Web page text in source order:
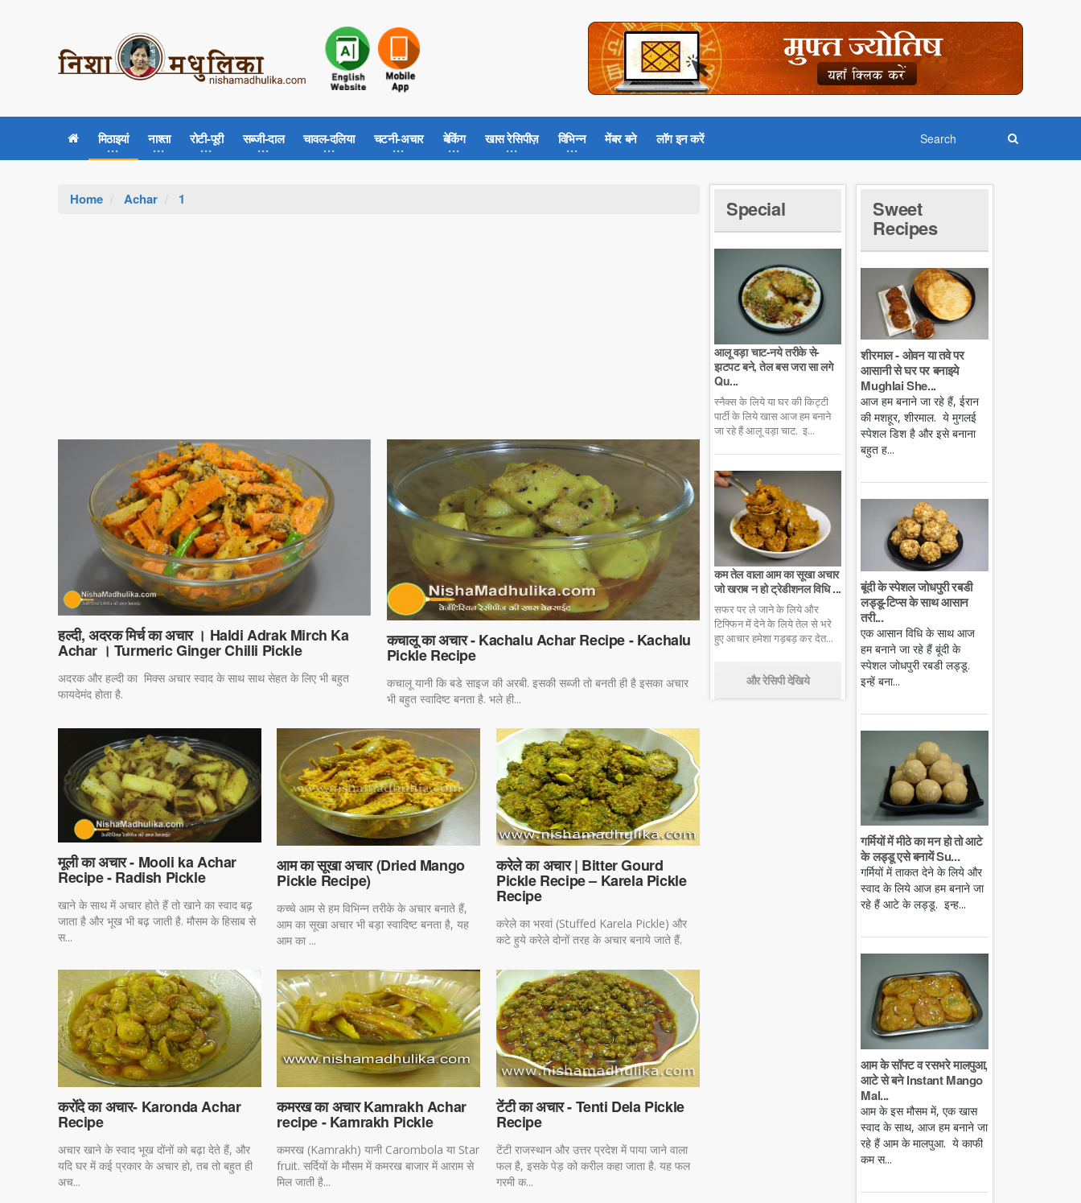
मिठाइयां नाश्ता रोटी-पूरी सब्जी-दाल चावल-दलिया चटनी-अचार बेकिंग खास रेसिपीज़ विभिन्न मेंबर बने लॉग इन करें
Home Achar 1
हल्दी, अदरक मिर्च का अचार । Haldi Adrak Mirch Ka
Achar । Turmeric Ginger Chilli Pickle
अदरक और हल्दी का मिक्स अचार स्वाद के साथ साथ सेहत के लिए भी बहुत
फायदेमंद होता है.
कचालू का अचार - Kachalu Achar Recipe - Kachalu
Pickle Recipe
कचालू यानी कि बडे साइज की अरबी. इसकी सब्जी तो बनती ही है इसका अचार
भी बहुत स्वादिष्ट बनता है. भले ही...
मूली का अचार - Mooli ka Achar
Recipe - Radish Pickle
खाने के साथ में अचार होते हैं तो खाने का स्वाद बढ़
जाता है और भूख भी बढ़ जाती है. मौसम के हिसाब से
स...
आम का सूखा अचार (Dried Mango
Pickle Recipe)
कच्चे आम से हम विभिन्न तरीके के अचार बनाते हैं,
आम का सूखा अचार भी बड़ा स्वादिष्ट बनता है, यह
आम का ...
करेले का अचार | Bitter Gourd
Pickle Recipe – Karela Pickle
Recipe
करेले का भरवां (Stuffed Karela Pickle) और
कटे हुये करेले दोनों तरह के अचार बनाये जाते हैं.
करोंदे का अचार- Karonda Achar
Recipe
अचार खाने के स्वाद भूख दोंनों को बढ़ा देते हैं, और
यदि घर में कई प्रकार के अचार हो, तब तो बहुत ही
अच...
कमरख का अचार Kamrakh Achar
recipe - Kamrakh Pickle
कमरख (Kamrakh) यानी Carombola या Star
fruit. सर्दियों के मौसम में कमरख बाजार में आराम से
मिल जाती है...
टेंटी का अचार - Tenti Dela Pickle
Recipe
टेंटी राजस्थान और उत्तर प्रदेश में पाया जाने वाला
फल है, इसके पेड़ को करील कहा जाता है. यह फल
गरमी क...
Special
आलू वड़ा चाट-नये तरीके से-
झटपट बने, तेल बस जरा सा लगे
Qu...
स्नैक्स के लिये या घर की किट्टी
पार्टी के लिये खास आज हम बनाने
जा रहे हैं आलू वड़ा चाट. इ...
कम तेल वाला आम का सूखा अचार
जो खराब न हो ट्रेडीशनल विधि ...
सफर पर ले जाने के लिये और
टिफ्फिन में देने के लिये तेल से भरे
हुए आचार हमेशा गड़बड़ कर देत...
और रेसिपी देखिये
Sweet
Recipes
शीरमाल - ओवन या तवे पर
आसानी से घर पर बनाइये
Mughlai She...
आज हम बनाने जा रहे हैं, ईरान
की मशहूर, शीरमाल. ये मुगलई
स्पेशल डिश है और इसे बनाना
बहुत ह...
बूंदी के स्पेशल जोधपुरी रबडी
लड्डू-टिप्स के साथ आसान
तरी...
एक आसान विधि के साथ आज
हम बनाने जा रहे हैं बूंदी के
स्पेशल जोधपुरी रबडी लड्डू.
इन्हें बना...
गर्मियों में मीठे का मन हो तो आटे
के लड्डू एसे बनायें Su...
गर्मियों में ताकत देने के लिये और
स्वाद के लिये आज हम बनाने जा
रहे हैं आटे के लड्डू. इन्ह...
आम के सॉफ्ट व रसभरे मालपुआ,
आटे से बने Instant Mango
Mal...
आम के इस मौसम में, एक खास
स्वाद के साथ, आज हम बनाने जा
रहे हैं आम के मालपुआ. ये काफी
कम स...